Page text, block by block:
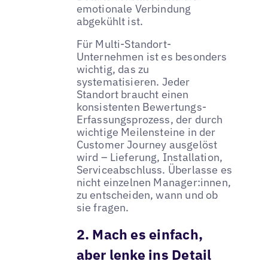
emotionale Verbindung
abgekühlt ist.
Für Multi-Standort-
Unternehmen ist es besonders
wichtig, das zu
systematisieren. Jeder
Standort braucht einen
konsistenten Bewertungs-
Erfassungsprozess, der durch
wichtige Meilensteine in der
Customer Journey ausgelöst
wird – Lieferung, Installation,
Serviceabschluss. Überlasse es
nicht einzelnen Manager:innen,
zu entscheiden, wann und ob
sie fragen.
2. Mach es einfach,
aber lenke ins Detail